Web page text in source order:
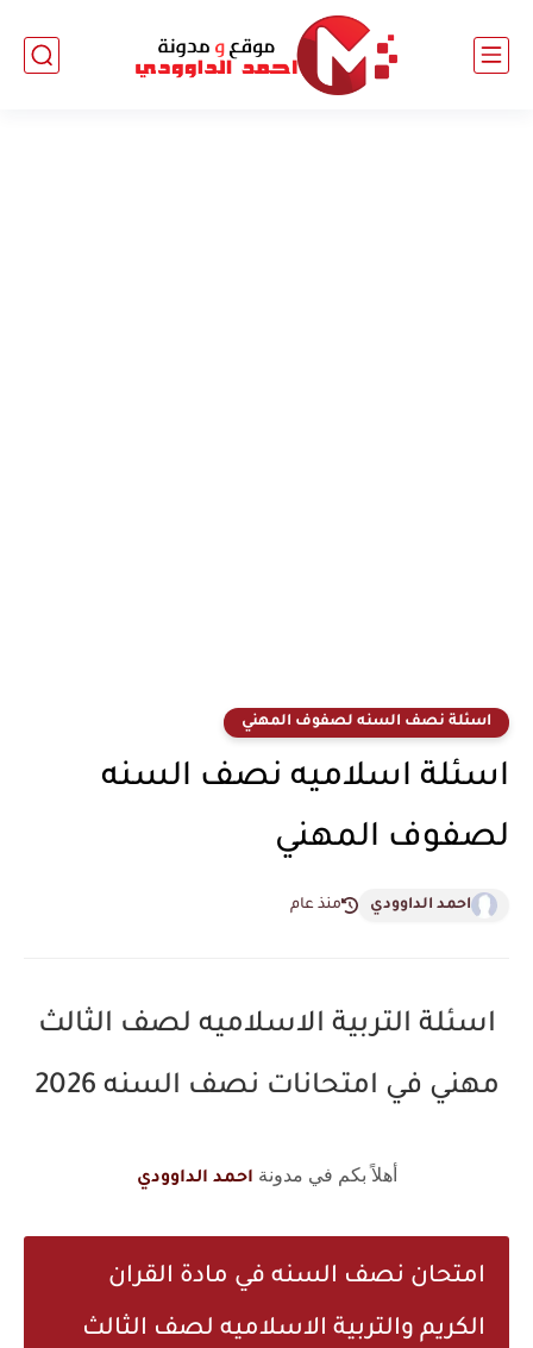
اسئلة نصف السنه لصفوف المهني
اسئلة اسلاميه نصف السنه
لصفوف المهني
احمد الداوودي منذ عام
اسئلة التربية الاسلاميه لصف الثالث
مهني في امتحانات نصف السنه 2026
أهلاً بكم في مدونة احمد الداوودي
امتحان نصف السنه في مادة القران
الكريم والتربية الاسلاميه لصف الثالث